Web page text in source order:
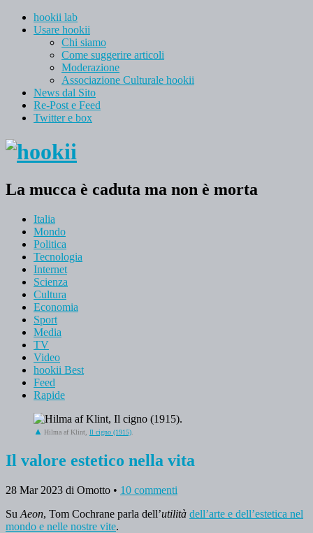
hookii lab
Usare hookii
Chi siamo
Come suggerire articoli
Moderazione
Associazione Culturale hookii
News dal Sito
Re-Post e Feed
Twitter e box
La mucca è caduta ma non è morta
Italia
Mondo
Politica
Tecnologia
Internet
Scienza
Cultura
Economia
Sport
Media
TV
Video
hookii Best
Feed
Rapide
Hilma af Klint, Il cigno (1915)
Il valore estetico nella vita
28 Mar 2023 di Omotto • 10 commenti
Su Aeon, Tom Cochrane parla dell’utilità dell’arte e dell’estetica nel
mondo e nelle nostre vite.